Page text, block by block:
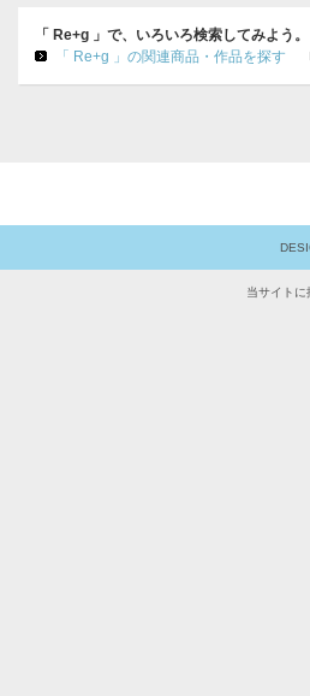
「 Re+g 」で、いろいろ検索してみよう。
「 Re+g 」の関連商品・作品を探す
当サイト